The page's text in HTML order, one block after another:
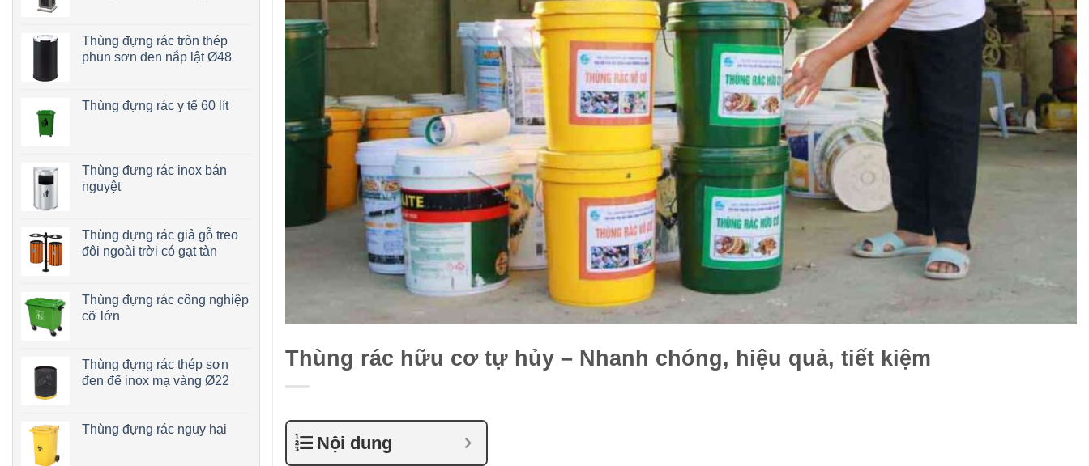
Thùng đựng rác tròn thép
phun sơn đen nắp lật Ø48
Thùng đựng rác y tế 60 lít
Thùng đựng rác inox bán
nguyệt
Thùng đựng rác giả gỗ treo
đôi ngoài trời có gạt tàn
Thùng đựng rác công nghiệp
cỡ lớn
Thùng đựng rác thép sơn
đen đế inox mạ vàng Ø22
Thùng đựng rác nguy hại
Thùng rác hữu cơ tự hủy – Nhanh chóng, hiệu quả, tiết kiệm
Nội dung